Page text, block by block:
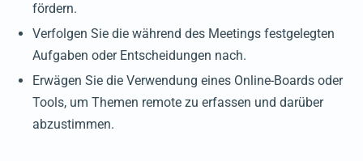
fördern.
Verfolgen Sie die während des Meetings festgelegten
Aufgaben oder Entscheidungen nach.
Erwägen Sie die Verwendung eines Online-Boards oder
Tools, um Themen remote zu erfassen und darüber
abzustimmen.